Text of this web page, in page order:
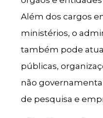
Além dos cargos
ministérios, o
também pode
públicas,
não
de pesquisa e